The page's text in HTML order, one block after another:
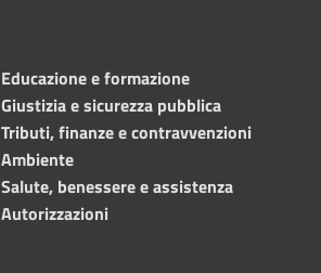
Educazione e formazione
Giustizia e sicurezza pubblica
Tributi, finanze e contravvenzioni
Ambiente
Salute, benessere e assistenza
Autorizzazioni